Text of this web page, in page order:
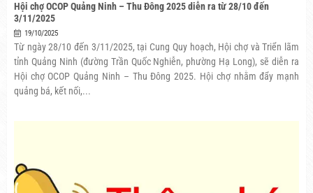
Hội chợ OCOP Quảng Ninh – Thu Đông 2025 diễn ra từ 28/10 đến
3/11/2025
19/10/2025
Từ ngày 28/10 đến 3/11/2025, tại Cung Quy hoạch, Hội chợ và Triển lãm
tỉnh Quảng Ninh (đường Trần Quốc Nghiễn, phường Hạ Long), sẽ diễn ra
Hội chợ OCOP Quảng Ninh – Thu Đông 2025. Hội chợ nhằm đẩy mạnh
quảng bá, kết nối,...